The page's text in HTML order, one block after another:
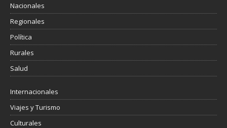
Nacionales
Regionales
Política
Rurales
Salud
Internacionales
Viajes y Turismo
Culturales